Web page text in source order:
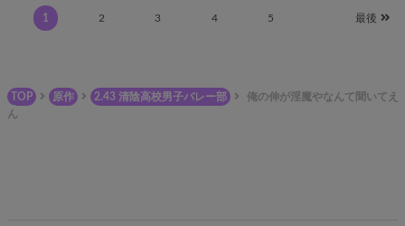
1 2 3 4 5 最後
TOP 原作 2.43 清陰高校男子バレー部
俺の伸が淫魔やなんて聞いてえ
ん